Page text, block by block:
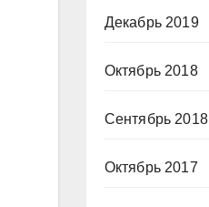
Декабрь 2019
Октябрь 2018
Сентябрь 2018
Октябрь 2017